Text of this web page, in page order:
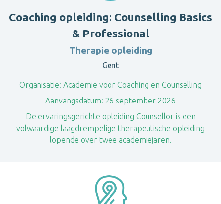
Coaching opleiding: Counselling Basics
& Professional
Therapie opleiding
Gent
Organisatie: Academie voor Coaching en Counselling
Aanvangsdatum: 26 september 2026
De ervaringsgerichte opleiding Counsellor is een
volwaardige laagdrempelige therapeutische opleiding
lopende over twee academiejaren.